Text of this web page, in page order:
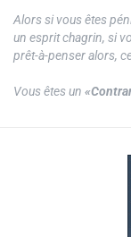
Alors si vous êtes
un esprit chagrin, si
prêt-à-penser alors,
Vous êtes un